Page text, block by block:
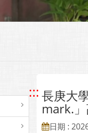
::: 長庚大
mark.
日期 :